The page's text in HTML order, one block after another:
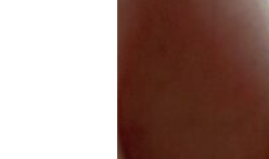
za szamana przez starszyznę
Achuar i Zaparo. Jest jednym z
świadomości na świecie i
Shamanism - nurtu, w którym osobiście